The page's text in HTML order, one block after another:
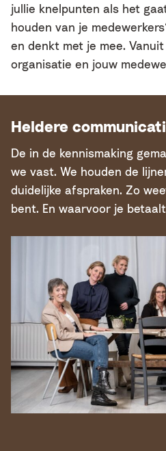
jullie knelpunten als het
houden van je
en denkt met je mee.
organisatie en jouw
Heldere
De in de kennismaking
we vast. We houden de
duidelijke afspraken. Zo
bent. En waarvoor je